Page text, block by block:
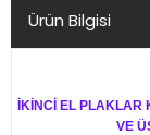
Ürün Bilgisi
İKİNCİ EL PLAKLAR
VE